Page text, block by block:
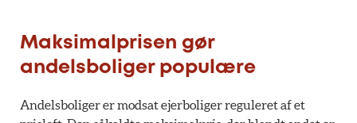
Maksimalprisen gør
andelsboliger populære
Andelsboliger er modsat ejerboliger reguleret af et